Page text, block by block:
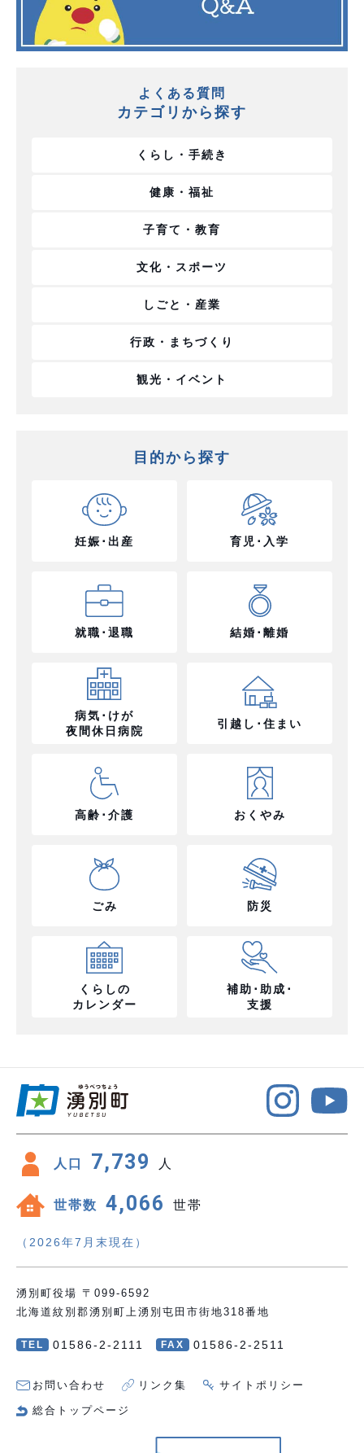
よくある質問
カテゴリから探す
くらし・手続き
健康・福祉
子育て・教育
文化・スポーツ
しごと・産業
行政・まちづくり
観光・イベント
目的から探す
妊娠･出産 育児･入学
就職･退職 結婚･離婚
病気･けが
夜間休日病院
引越し･住まい
高齢･介護 おくやみ
ごみ 防災
くらしの
カレンダー
補助･助成･
支援
人口 7,739 人
世帯数 4,066 世帯
（2026年7月末現在）
湧別町役場 〒099-6592
北海道紋別郡湧別町上湧別屯田市街地318番地
TEL 01586-2-2111 FAX 01586-2-2511
お問い合わせ リンク集 サイトポリシー
総合トップページ